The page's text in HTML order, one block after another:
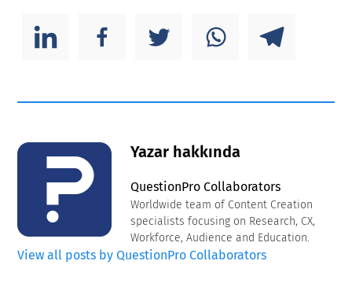
Yazar hakkında
QuestionPro Collaborators
Worldwide team of Content Creation
specialists focusing on Research, CX,
Workforce, Audience and Education.
View all posts by QuestionPro Collaborators